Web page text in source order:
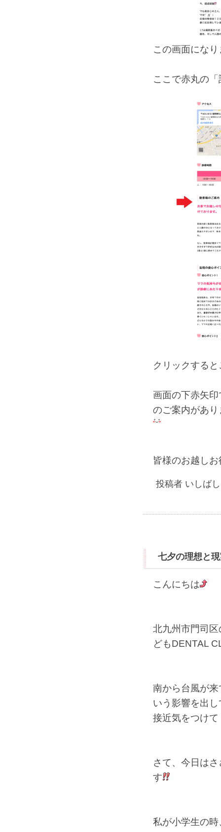
この画面になり
ここで赤丸の
クリックする
画面の下赤矢
のご案内があ
皆様のお越し
投稿者 いしば
七夕の理想と
こんにちは
北九州市門司
どもDENTAL
南から台風が
いう影響を出
接近気をつけ
さて、今日は
す
私が小学生の